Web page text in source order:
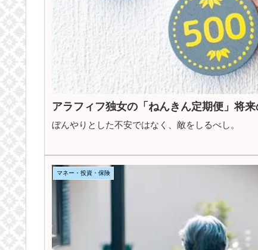
アラフィフ独女の「ねんきん定期便」将
ぼんやりとした不安ではなく、敵をしるべし。
マネー・投資・保険